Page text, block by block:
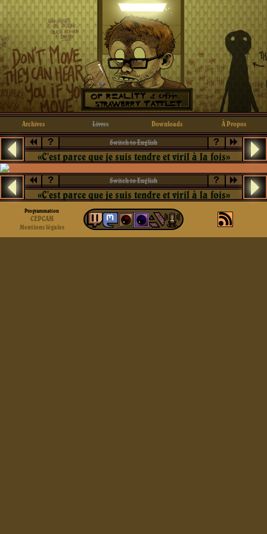
Archives Livres Downloads À Propos
? Switch to English ?
«C'est parce que je suis tendre et viril à la fois»
? Switch to English ?
«C'est parce que je suis tendre et viril à la fois»
Programmation
CEPCAM
Mentions légales